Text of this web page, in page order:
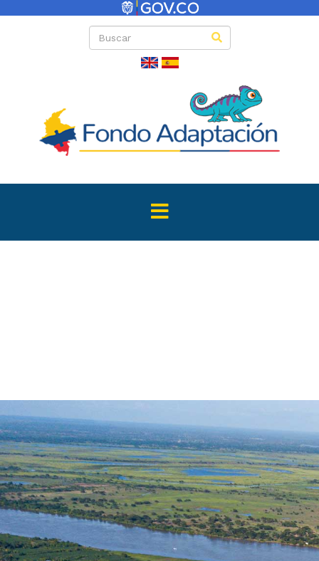
Directas